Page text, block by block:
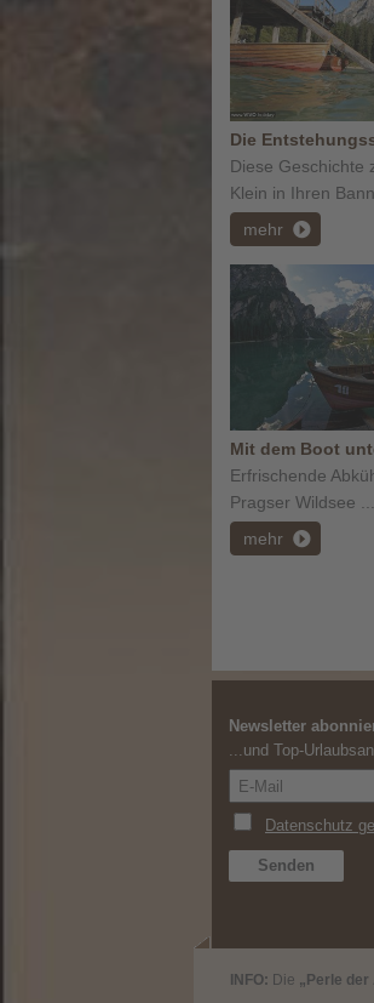
Die
Diese Geschichte
Klein in Ihren Bann
mehr
Mit dem Boot
Erfrischende
Pragser Wildsee ...
mehr
Newsletter
...und Top-
INFO: Die „Perle der